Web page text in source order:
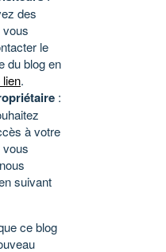
des
vous
le
du blog en
.
:
à votre
vous
suivant
ce blog